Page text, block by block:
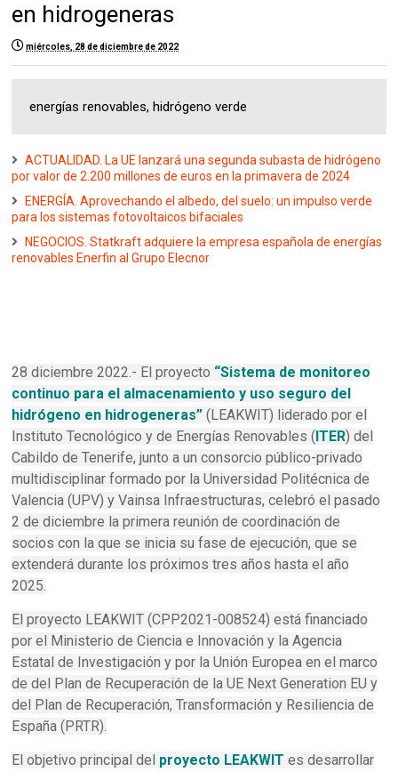
en hidrogeneras
miércoles, 28 de diciembre de 2022
energías renovables, hidrógeno verde
ACTUALIDAD. La UE lanzará una segunda subasta de hidrógeno
por valor de 2.200 millones de euros en la primavera de 2024
ENERGÍA. Aprovechando el albedo, del suelo: un impulso verde
para los sistemas fotovoltaicos bifaciales
NEGOCIOS. Statkraft adquiere la empresa española de energías
renovables Enerfin al Grupo Elecnor
28 diciembre 2022.- El proyecto “Sistema de monitoreo
continuo para el almacenamiento y uso seguro del
hidrógeno en hidrogeneras” (LEAKWIT) liderado por el
Instituto Tecnológico y de Energías Renovables (ITER) del
Cabildo de Tenerife, junto a un consorcio público-privado
multidisciplinar formado por la Universidad Politécnica de
Valencia (UPV) y Vainsa Infraestructuras, celebró el pasado
2 de diciembre la primera reunión de coordinación de
socios con la que se inicia su fase de ejecución, que se
extenderá durante los próximos tres años hasta el año
2025.
El proyecto LEAKWIT (CPP2021-008524) está financiado
por el Ministerio de Ciencia e Innovación y la Agencia
Estatal de Investigación y por la Unión Europea en el marco
de del Plan de Recuperación de la UE Next Generation EU y
del Plan de Recuperación, Transformación y Resiliencia de
España (PRTR).
El objetivo principal del proyecto LEAKWIT es desarrollar